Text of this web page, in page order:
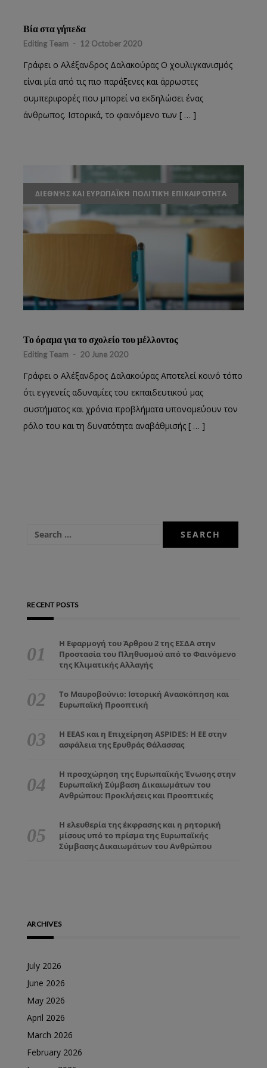
Βία στα γήπεδα
Editing Team - 12 October 2020
Γράφει ο Αλέξανδρος Δαλακούρας Ο χουλιγκανισμός
είναι μία από τις πιο παράξενες και άρρωστες
συμπεριφορές που μπορεί να εκδηλώσει ένας
άνθρωπος. Ιστορικά, το φαινόμενο των [ … ]
ΔΙΕΘΝΉΣ ΚΑΙ ΕΥΡΩΠΑΪΚΉ ΠΟΛΙΤΙΚΉ ΕΠΙΚΑΙΡΌΤΗΤΑ
Το όραμα για το σχολείο του μέλλοντος
Editing Team - 20 June 2020
Γράφει ο Αλέξανδρος Δαλακούρας Αποτελεί κοινό τόπο
ότι εγγενείς αδυναμίες του εκπαιδευτικού μας
συστήματος και χρόνια προβλήματα υπονομεύουν τον
ρόλο του και τη δυνατότητα αναβάθμισής [ … ]
RECENT POSTS
Η Εφαρμογή του Άρθρου 2 της ΕΣΔΑ στην
Προστασία του Πληθυσμού από το Φαινόμενο
της Κλιματικής Αλλαγής
Το Μαυροβούνιο: Ιστορική Ανασκόπηση και
Ευρωπαϊκή Προοπτική
Η EEAS και η Επιχείρηση ASPIDES: Η ΕΕ στην
ασφάλεια της Ερυθράς Θάλασσας
Η προσχώρηση της Ευρωπαϊκής Ένωσης στην
Ευρωπαϊκή Σύμβαση Δικαιωμάτων του
Ανθρώπου: Προκλήσεις και Προοπτικές
Η ελευθερία της έκφρασης και η ρητορική
μίσους υπό το πρίσμα της Ευρωπαϊκής
Σύμβασης Δικαιωμάτων του Ανθρώπου
ARCHIVES
July 2026
June 2026
May 2026
April 2026
March 2026
February 2026